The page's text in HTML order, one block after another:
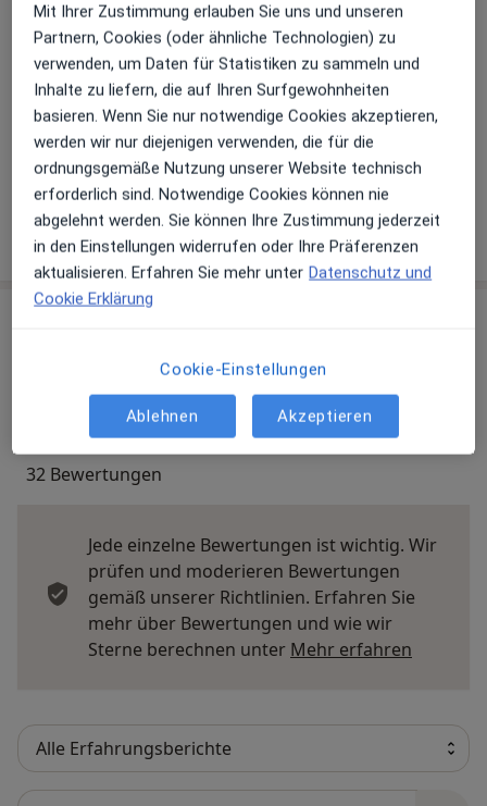
Zahlungsmodalitäten (private Besuche)
Akzeptierte Versicherungen
Details
Telefonnummer
09627 92...Telefonnummer anzeigen
Mehr Details anzeigen
über die Adresse
Bewerten
32 Bewertungen
Jede einzelne Bewertungen ist wichtig. Wir
prüfen und moderieren Bewertungen
gemäß unserer Richtlinien. Erfahren Sie
mehr über Bewertungen und wie wir
Sterne berechnen unter Mehr erfahren
Mit Ihrer Zustimmung erlauben Sie uns und unseren
Partnern, Cookies (oder ähnliche Technologien) zu
verwenden, um Daten für Statistiken zu sammeln und
Inhalte zu liefern, die auf Ihren Surfgewohnheiten
basieren. Wenn Sie nur notwendige Cookies akzeptieren,
werden wir nur diejenigen verwenden, die für die
ordnungsgemäße Nutzung unserer Website technisch
erforderlich sind. Notwendige Cookies können nie
abgelehnt werden. Sie können Ihre Zustimmung jederzeit
in den Einstellungen widerrufen oder Ihre Präferenzen
aktualisieren. Erfahren Sie mehr unter Datenschutz und
Cookie Erklärung
Cookie-Einstellungen
Ablehnen Akzeptieren